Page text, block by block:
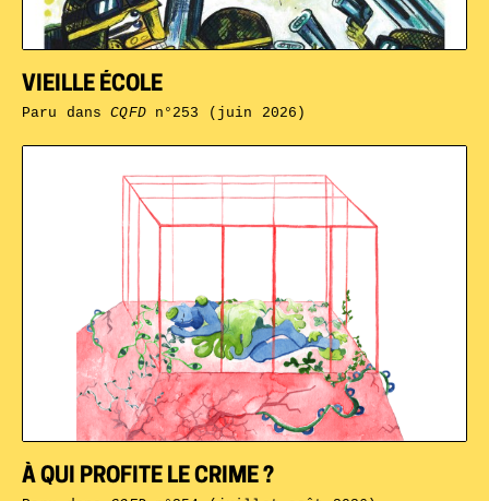
À QUI PROFITE LE CRIME ?
VIEILLE ÉCOLE
Paru dansCQFDn°253 (juin 2026)